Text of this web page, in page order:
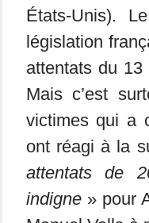
États-Unis).
législation
attentats du
Mais c’est
victimes qui a
ont réagi à la
attentats de
indigne» pour